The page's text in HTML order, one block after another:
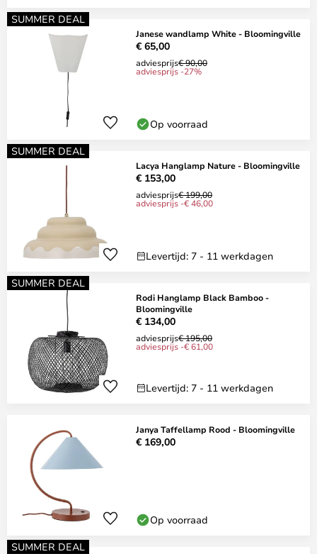
SUMMER DEAL
Janese wandlamp White - Bloomingville
€ 65,00
adviesprijs€ 90,00
adviesprijs -27%
Op voorraad
SUMMER DEAL
Lacya Hanglamp Nature - Bloomingville
€ 153,00
adviesprijs€ 199,00
adviesprijs -€ 46,00
Levertijd: 7 - 11 werkdagen
SUMMER DEAL
Rodi Hanglamp Black Bamboo -
Bloomingville
€ 134,00
adviesprijs€ 195,00
adviesprijs -€ 61,00
Levertijd: 7 - 11 werkdagen
Janya Taffellamp Rood - Bloomingville
€ 169,00
Op voorraad
SUMMER DEAL